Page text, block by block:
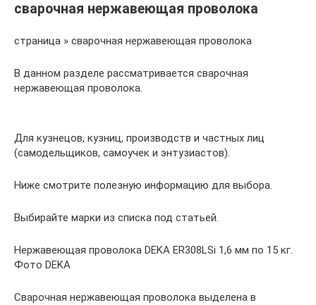
сварочная нержавеющая проволока
страница » сварочная нержавеющая проволока
В данном разделе рассматривается сварочная
нержавеющая проволока.
Для кузнецов, кузниц, производств и частных лиц
(самодельщиков, самоучек и энтузиастов).
Ниже смотрите полезную информацию для выбора.
Выбирайте марки из списка под статьей.
Нержавеющая проволока DEKA ER308LSi 1,6 мм по 15 кг.
Фото DEKA
Сварочная нержавеющая проволока выделена в